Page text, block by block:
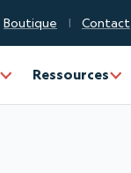
Boutique Contact
Ressources